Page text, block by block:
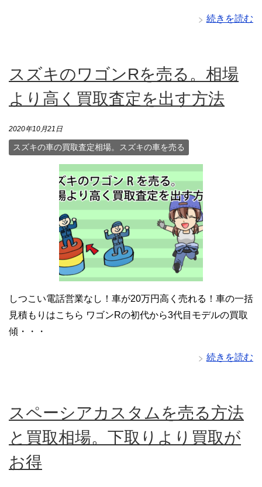
続きを読む
スズキのワゴンRを売る。相場
より高く買取査定を出す方法
2020年10月21日
スズキの車の買取査定相場。スズキの車を売る
しつこい電話営業なし！車が20万円高く売れる！車の一括
見積もりはこちら ワゴンRの初代から3代目モデルの買取
傾・・・
続きを読む
スペーシアカスタムを売る方法
と買取相場。下取りより買取が
お得